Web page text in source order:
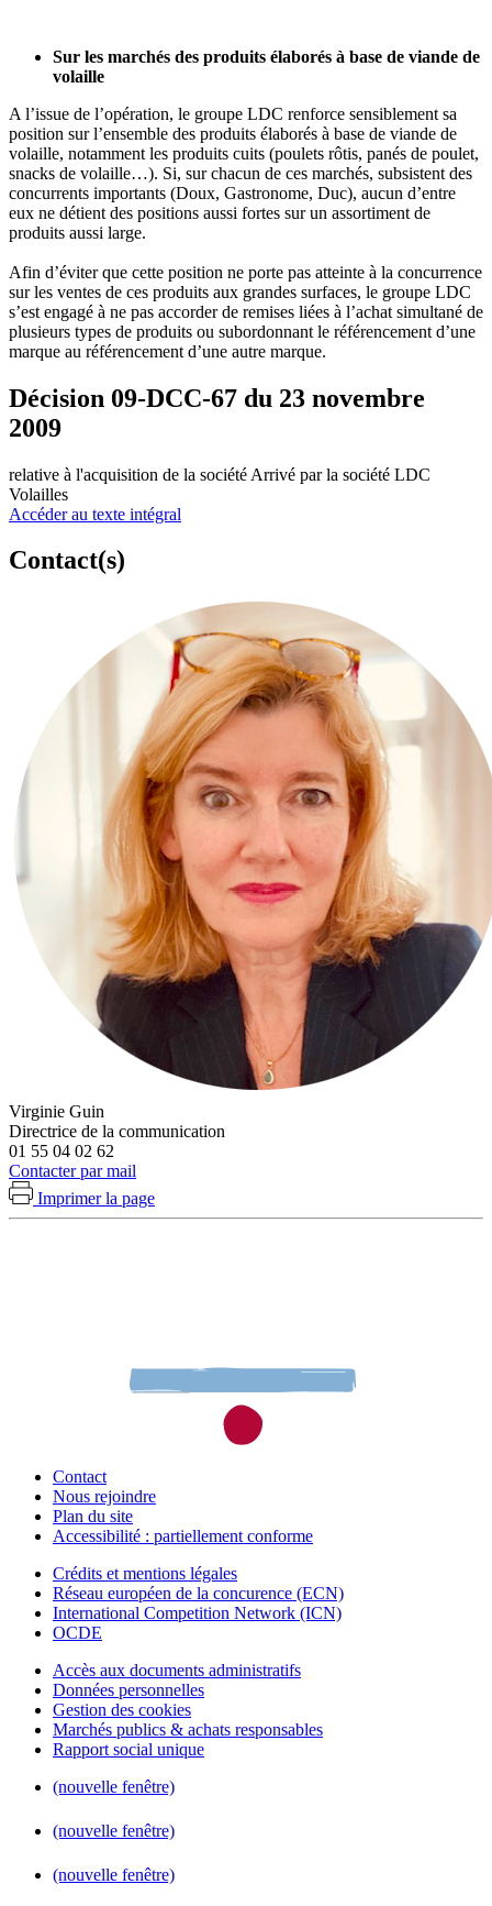
Sur les marchés des produits élaborés à base de viande de
volaille
A l’issue de l’opération, le groupe LDC renforce sensiblement sa
position sur l’ensemble des produits élaborés à base de viande de
volaille, notamment les produits cuits (poulets rôtis, panés de poulet,
snacks de volaille…). Si, sur chacun de ces marchés, subsistent des
concurrents importants (Doux, Gastronome, Duc), aucun d’entre
eux ne détient des positions aussi fortes sur un assortiment de
produits aussi large.
Afin d’éviter que cette position ne porte pas atteinte à la concurrence
sur les ventes de ces produits aux grandes surfaces, le groupe LDC
s’est engagé à ne pas accorder de remises liées à l’achat simultané de
plusieurs types de produits ou subordonnant le référencement d’une
marque au référencement d’une autre marque.
Décision 09-DCC-67 du 23 novembre
2009
relative à l'acquisition de la société Arrivé par la société LDC
Volailles
Accéder au texte intégral
Contact(s)
Virginie Guin
Directrice de la communication
01 55 04 02 62
Contacter par mail
Imprimer la page
Contact
Nous rejoindre
Plan du site
Accessibilité : partiellement conforme
Crédits et mentions légales
Réseau européen de la concurence (ECN)
International Competition Network (ICN)
OCDE
Accès aux documents administratifs
Données personnelles
Gestion des cookies
Marchés publics & achats responsables
Rapport social unique
(nouvelle fenêtre)
(nouvelle fenêtre)
(nouvelle fenêtre)